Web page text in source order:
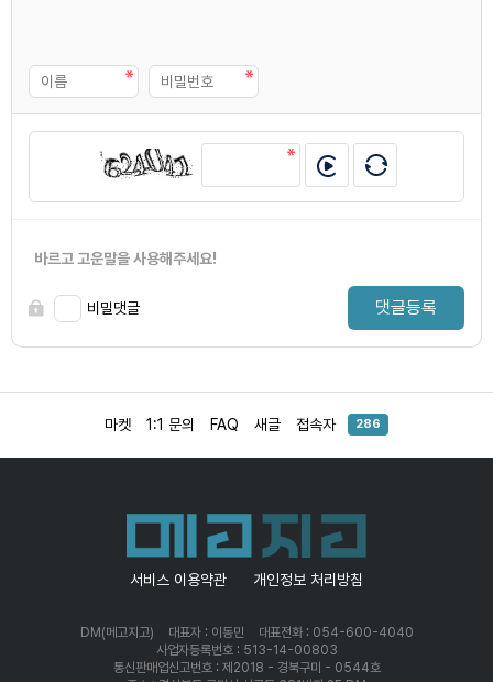
바르고 고운말을 사용해주세요!
비밀댓글 댓글등록
마켓 1:1 문의 FAQ 새글 접속자 286
서비스 이용약관 개인정보 처리방침
DM(메고지고) 대표자 : 이동민
대표전화 : 054-600-4040
사업자등록번호 : 513-14-00803
통신판매업신고번호 : 제2018 - 경북구미 - 0544호